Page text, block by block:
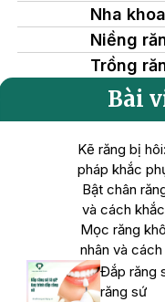
Nha
Niềng
Trồng
Bài
Kẽ răng bị
pháp khắc
Bật chân
và cách
Mọc răng
nhân và
Đắp răng
răng sứ